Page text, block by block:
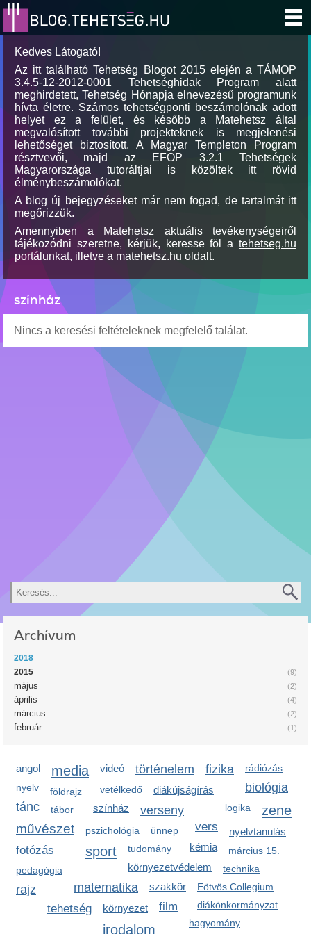
Kedves Látogató!
Az itt található Tehetség Blogot 2015 elején a TÁMOP
3.4.5-12-2012-0001 Tehetséghidak Program alatt
meghirdetett, Tehetség Hónapja elnevezésű programunk
hívta életre. Számos tehetségponti beszámolónak adott
helyet ez a felület, és később a Matehetsz által
megvalósított további projekteknek is megjelenési
lehetőséget biztosított. A Magyar Templeton Program
résztvevői, majd az EFOP 3.2.1 Tehetségek
Magyarországa tutoráltjai is közöltek itt rövid
élménybeszámolókat.
A blog új bejegyzéseket már nem fogad, de tartalmát itt
megőrizzük.
Amennyiben a Matehetsz aktuális tevékenységeiről
tájékozódni szeretne, kérjük, keresse föl a tehetseg.hu
portálunkat, illetve a matehetsz.hu oldalt.
színház
Nincs a keresési feltételeknek megfelelő találat.
Keresés
Archívum
2018
(9)
2015
(2)
május
(4)
április
(2)
március
(1)
február
angol media videó történelem fizika rádiózás
biológia
vetélkedő
nyelv diákújságírás
földrajz
színház
tánc logika
verseny zene
művészet vers
tábor
pszichológia
nyelvtanulás
ünnep
sport tudomány
fotózás kémia március 15.
környezetvédelem technika
pedagógia
matematika szakkör
Eötvös Collegium
diákönkormányzat
rajz
tehetség környezet film
hagyomány
irodalom